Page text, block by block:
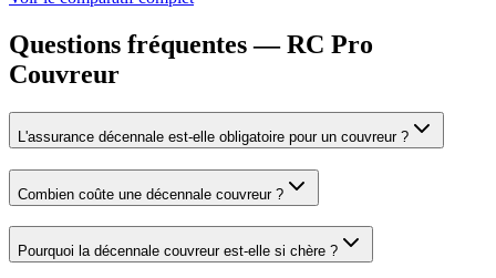
Questions fréquentes — RC Pro
Couvreur
L'assurance décennale est-elle obligatoire pour un couvreur ?
Combien coûte une décennale couvreur ?
Pourquoi la décennale couvreur est-elle si chère ?